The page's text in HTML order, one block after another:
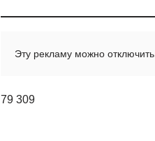
Эту рекламу можно отключить.
79 309